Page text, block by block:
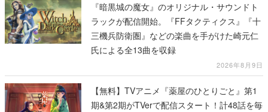
『暗黒城の魔女』のオリジナル・サウンドト
ラックが配信開始。『FFタクティクス』『十
三機兵防衛圏』などの楽曲を手がけた崎元仁
氏による全13曲を収録
2026年8月9日
【無料】TVアニメ『薬屋のひとりごと』第1
期&第2期がTVerで配信スタート！計48話を毎